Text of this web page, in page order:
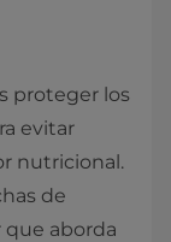
proteger los
evitar
nutricional.
de
aborda